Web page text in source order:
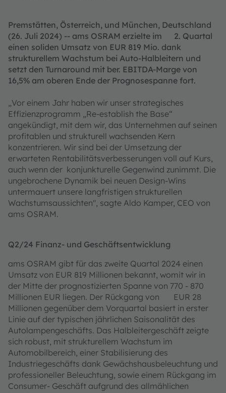
Premstätten, Österreich, und München, Deutschland
(26. Juli 2024) -- ams OSRAM erzielte im 2. Quartal
einen soliden Umsatz von EUR 819 Mio. dank
strukturellem Wachstum bei Auto-Halbleitern und
setzt den Turnaround mit ber. EBITDA-Marge von
16,5% am oberen Ende der Prognosespanne fort.
„Vor einem Jahr haben wir unser strategisches
Effizienzprogramm „Re-establish the Base“
angekündigt, mit dem wir, das Unternehmen auf seinen
profitablen und strukturell wachsenden Kern
konzentrieren. Wir sind bei der Umsetzung der
erwarteten Rentabilitätsverbesserungen voll auf Kurs,
auch wenn der konjunkturelle Gegenwind zunimmt. Die
ungebrochene Dynamik bei neuen Design-Wins
untermauert unsere langfristigen strukturellen
Wachstumsaussichten", sagte Aldo Kamper, CEO von
ams OSRAM.
Q2/24 Finanz- und Geschäftsentwicklung
ams OSRAM gibt für das zweite Quartal 2024 einen
Umsatz von EUR 819 Millionen bekannt, womit wir in
der Mitte der prognostizierten Spanne von 770 - 870
Millionen EUR liegen. Der Rückgang von EUR 28
Millionen gegenüber dem Vorquartal basiert in erster
Linie auf der typischen jährlichen Saisonalität des
Autolampengeschäfts. Das Halbleitergeschäft zeigte
sich robust, mit strukturellem Wachstum im
Automobilbereich, einer Stabilisierung des
Industriegeschäfts dank Gewächshausbeleuchtung und
professioneller Beleuchtung, sowie einem Rückgang im
Consumer- Geschäft aufgrund des allmählichen